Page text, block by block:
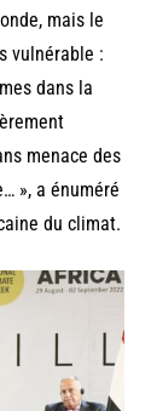
mais le
vulnérable :
dans la
menace des
», a énuméré
du climat.